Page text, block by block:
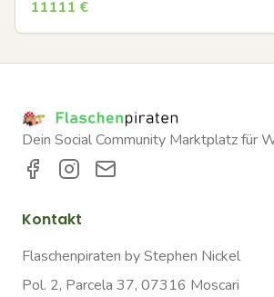
11111 €
Dein Social Community Marktplatz für
Kontakt
Flaschenpiraten by Stephen Nickel
Pol. 2, Parcela 37, 07316 Moscari